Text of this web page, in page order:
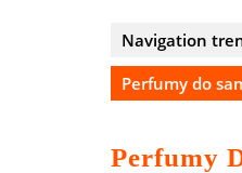
Navigation
Perfumy do
Perfumy